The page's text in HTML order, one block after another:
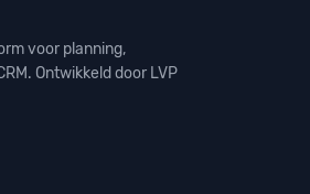
voor planning,
Ontwikkeld door LVP